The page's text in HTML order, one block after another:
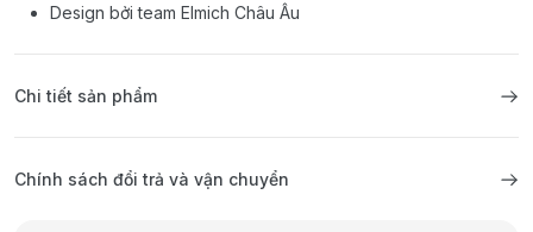
Design bởi team Elmich Châu Âu
Chi tiết sản phẩm
Chính sách đổi trả và vận chuyển